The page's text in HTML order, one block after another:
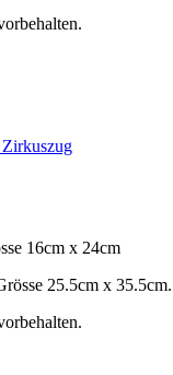
16cm x 24cm
25.5cm x 35.5cm.